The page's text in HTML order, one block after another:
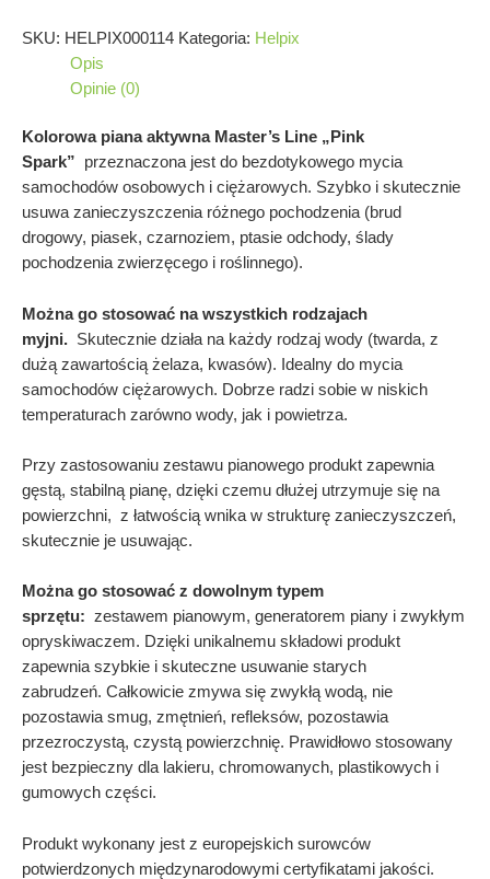
SKU: HELPIX000114 Kategoria: Helpix
Opis
Opinie (0)
Kolorowa piana aktywna Master’s Line „Pink
Spark”
przeznaczona jest do bezdotykowego mycia
samochodów osobowych i ciężarowych. Szybko i skutecznie
usuwa zanieczyszczenia różnego pochodzenia (brud
drogowy, piasek, czarnoziem, ptasie odchody, ślady
pochodzenia zwierzęcego i roślinnego).
Można go stosować na wszystkich rodzajach
myjni. Skutecznie działa na każdy rodzaj wody (twarda, z
dużą zawartością żelaza, kwasów). Idealny do mycia
samochodów ciężarowych. Dobrze radzi sobie w niskich
temperaturach zarówno wody, jak i powietrza.
Przy zastosowaniu zestawu pianowego produkt zapewnia
gęstą, stabilną pianę, dzięki czemu dłużej utrzymuje się na
powierzchni, z łatwością wnika w strukturę zanieczyszczeń,
skutecznie je usuwając.
Można go stosować z dowolnym typem
sprzętu: zestawem pianowym, generatorem piany i zwykłym
opryskiwaczem. Dzięki unikalnemu składowi produkt
zapewnia szybkie i skuteczne usuwanie starych
zabrudzeń. Całkowicie zmywa się zwykłą wodą, nie
pozostawia smug, zmętnień, refleksów, pozostawia
przezroczystą, czystą powierzchnię. Prawidłowo stosowany
jest bezpieczny dla lakieru, chromowanych, plastikowych i
gumowych części.
Produkt wykonany jest z europejskich surowców
potwierdzonych międzynarodowymi certyfikatami jakości.